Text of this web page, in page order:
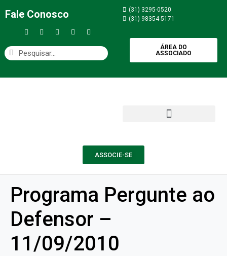
Fale Conosco
(31) 3295-0520
(31) 98354-5171
ÁREA DO
ASSOCIADO
ASSOCIE-SE
Programa Pergunte ao
Defensor –
11/09/2010